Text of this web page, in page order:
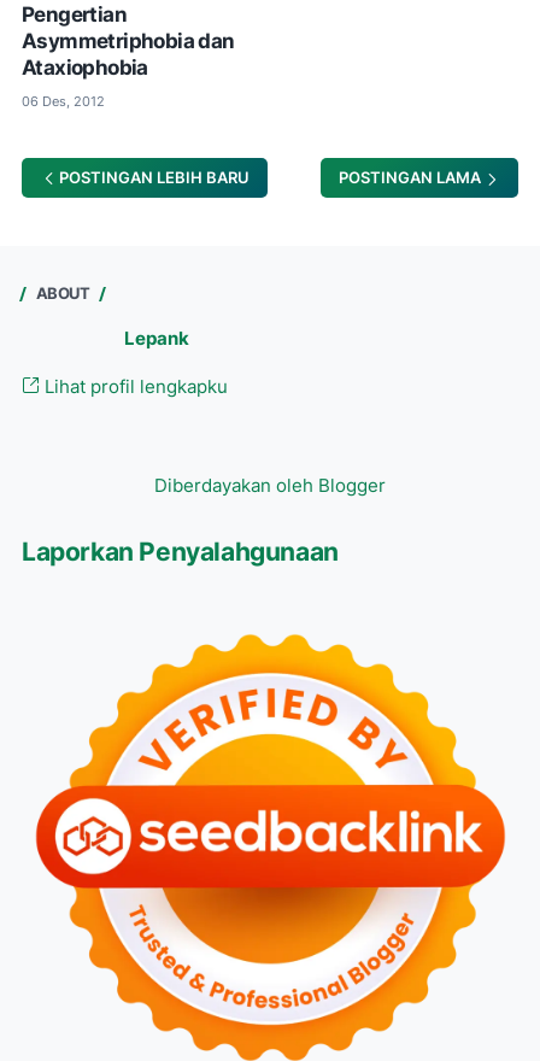
Pengertian
Asymmetriphobia dan
Ataxiophobia
06 Des, 2012
POSTINGAN LEBIH BARU POSTINGAN LAMA
ABOUT
Lepank
Lihat profil lengkapku
Diberdayakan oleh Blogger
Laporkan Penyalahgunaan